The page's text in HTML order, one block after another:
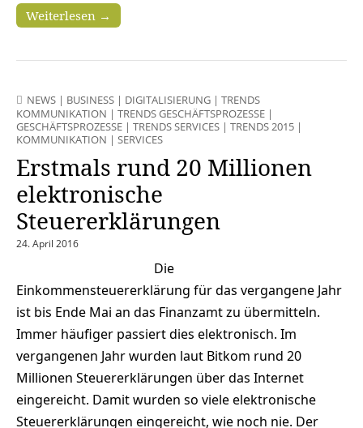
Weiterlesen →
NEWS | BUSINESS | DIGITALISIERUNG | TRENDS
KOMMUNIKATION | TRENDS GESCHÄFTSPROZESSE |
GESCHÄFTSPROZESSE | TRENDS SERVICES | TRENDS 2015 |
KOMMUNIKATION | SERVICES
Erstmals rund 20 Millionen
elektronische
Steuererklärungen
24. April 2016
Die
Einkommensteuererklärung für das vergangene Jahr
ist bis Ende Mai an das Finanzamt zu übermitteln.
Immer häufiger passiert dies elektronisch. Im
vergangenen Jahr wurden laut Bitkom rund 20
Millionen Steuererklärungen über das Internet
eingereicht. Damit wurden so viele elektronische
Steuererklärungen eingereicht, wie noch nie. Der